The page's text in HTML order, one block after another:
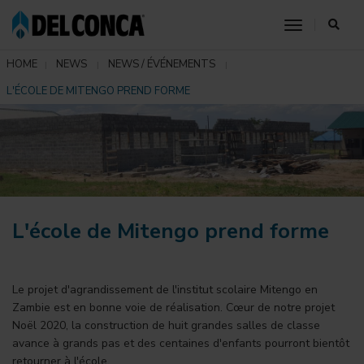
toggle
HOME NEWS
NEWS / ÉVÉNEMENTS
L'ÉCOLE DE MITENGO PREND FORME
L'école de Mitengo prend forme
Le projet d'agrandissement de l'institut scolaire Mitengo en
Zambie est en bonne voie de réalisation. Cœur de notre projet
Noël 2020, la construction de huit grandes salles de classe
avance à grands pas et des centaines d'enfants pourront bientôt